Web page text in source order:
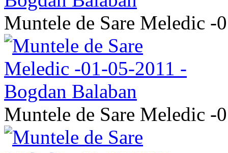
Muntele de Sare Meledic -
Muntele de Sare Meledic -